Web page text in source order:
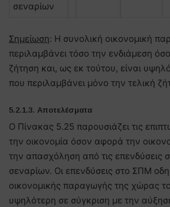
σεναρίων
Σημείωση: Η συνολική οικονομική
περιλαμβάνει τόσο την ενδιάμεση
ζήτηση και, ως εκ τούτου, είναι
που περιλαμβάνει μόνο την τελική
5.2.1.3. Αποτελέσματα
Ο Πίνακας 5.25 παρουσιάζει τις
την οικονομία όσον αφορά την
την απασχόληση από τις επενδύσεις
σεναρίων. Οι επενδύσεις στο ΣΠΜ
οικονομικής παραγωγής της χώρας
υψηλότερη σε σύγκριση με την